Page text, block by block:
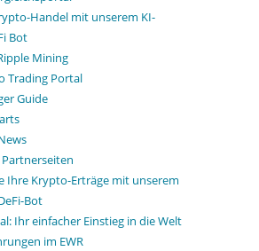
Handel mit unserem KI-
Bot
Mining
Trading Portal
Guide
Ihre Krypto-Erträge mit unserem
Bot
Ihr einfacher Einstieg in die Welt
im EWR